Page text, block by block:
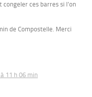
congeler ces barres si l’on
de Compostelle. Merci
11 h 06 min